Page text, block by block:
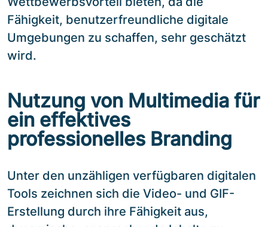
Fähigkeit, benutzerfreundliche digitale
Umgebungen zu schaffen, sehr geschätzt
wird.
Nutzung von Multimedia für
ein effektives
professionelles Branding
Unter den unzähligen verfügbaren digitalen
Tools zeichnen sich die Video- und GIF-
Erstellung durch ihre Fähigkeit aus,